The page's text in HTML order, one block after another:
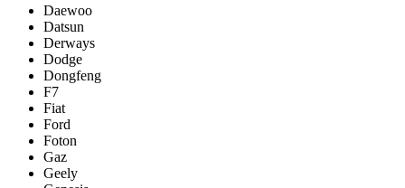
Daewoo
Datsun
Derways
Dodge
Dongfeng
F7
Fiat
Ford
Foton
Gaz
Geely